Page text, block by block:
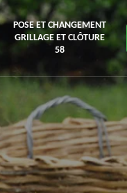
POSE ET CHANGEMENT
GRILLAGE ET CLÔTURE
58